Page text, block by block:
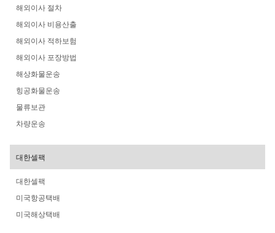
해외이사 절차
해외이사 비용산출
해외이사 적하보험
해외이사 포장방법
해상화물운송
힝공화물운송
물류보관
차량운송
대한셀팩
대한셀팩
미국항공택배
미국해상택배